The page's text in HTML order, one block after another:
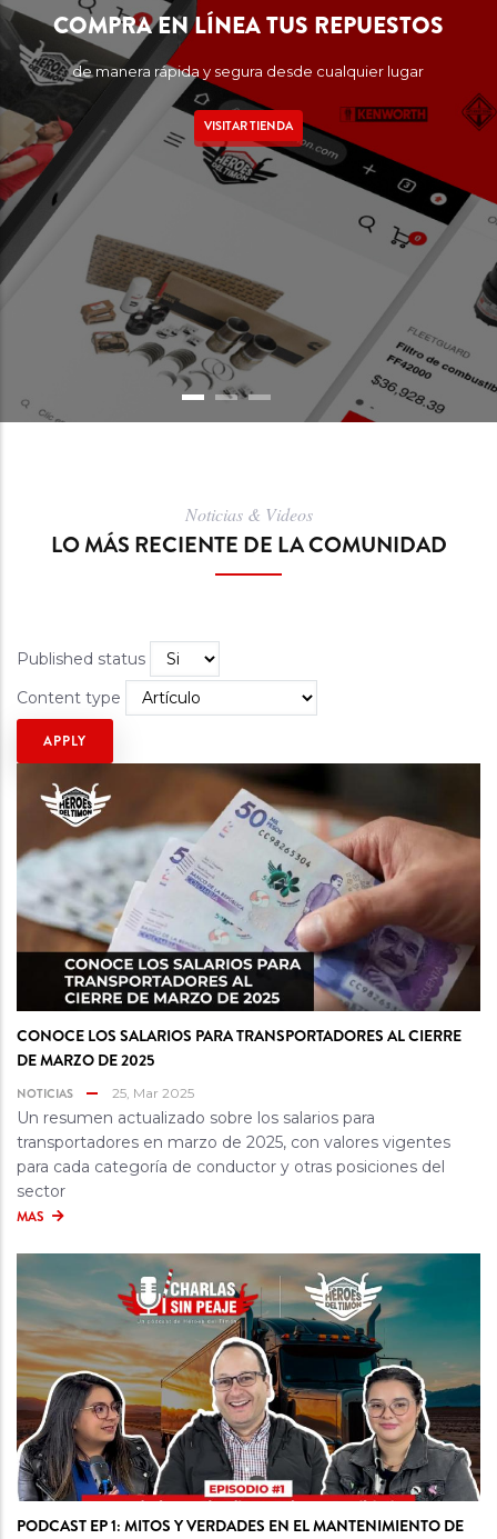
COMPRA EN LÍNEA TUS REPUESTOS
de manera rápida y segura desde cualquier lugar
VISITAR TIENDA
Noticias & Videos
LO MÁS RECIENTE DE LA COMUNIDAD
Published status
Content type
CONOCE LOS SALARIOS PARA TRANSPORTADORES AL CIERRE
DE MARZO DE 2025
NOTICIAS 25, Mar 2025
Un resumen actualizado sobre los salarios para
transportadores en marzo de 2025, con valores vigentes
para cada categoría de conductor y otras posiciones del
sector
MAS
PODCAST EP 1: MITOS Y VERDADES EN EL MANTENIMIENTO DE